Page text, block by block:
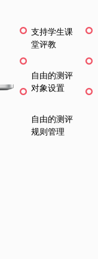
自由的测评
对象设置
自由的测评
规则管理
支持学生课
堂评教